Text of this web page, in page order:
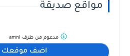
مواقع صديقة
اضف موقعك
مدعوم من طرف amni